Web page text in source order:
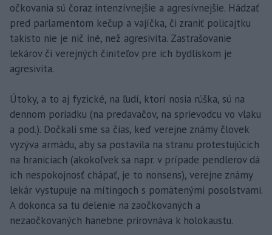
očkovania sú čoraz intenzívnejšie a agresívnejšie. Hádzať
pred parlamentom kečup a vajíčka, či zraniť policajtku
takisto nie je nič iné, než agresivita. Zastrašovanie
lekárov či verejných činiteľov pre ich bydliskom je
agresivita.
Útoky, a to aj fyzické, na ľudí, ktorí nosia rúška, sú na
dennom poriadku (na predavačov, na sprievodcu vo vlaku
a pod.). Dočkali sme sa čias, keď verejne známy človek
vyzýva armádu, aby sa postavila na stranu protestujúcich
na hraniciach (akokoľvek sa napr. v prípade pendlerov dá
ich nespokojnosť chápať, je to nonsens), verejne známy
lekár vystupuje na mítingoch s pomätenými posolstvami.
A dokonca sa tu delenie na zaočkovaných a
nezaočkovaných hanebne prirovnáva k holokaustu.